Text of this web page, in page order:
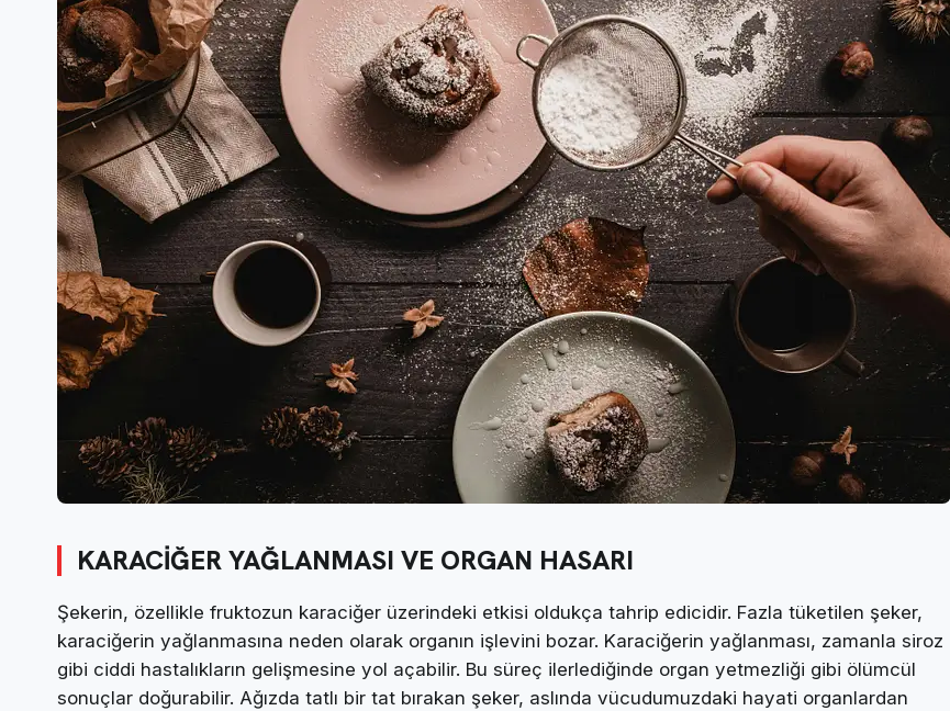
KARACİĞER YAĞLANMASI VE ORGAN HASARI
Şekerin, özellikle fruktozun karaciğer üzerindeki etkisi oldukça tahrip edicidir. Fazla tüketilen şeker,
karaciğerin yağlanmasına neden olarak organın işlevini bozar. Karaciğerin yağlanması, zamanla siroz
gibi ciddi hastalıkların gelişmesine yol açabilir. Bu süreç ilerlediğinde organ yetmezliği gibi ölümcül
sonuçlar doğurabilir. Ağızda tatlı bir tat bırakan şeker, aslında vücudumuzdaki hayati organlardan